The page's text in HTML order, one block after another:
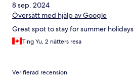
8 sep. 2024
Översätt med hjälp av Google
Great spot to stay for summer holidays
Ting Yu, 2 nätters resa
Verifierad recension